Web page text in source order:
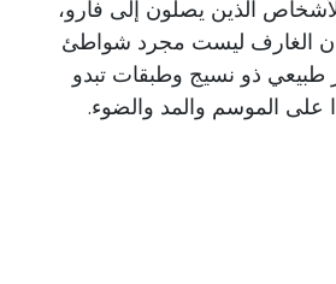
الذين يصلون إلى فارو،
الغارف ليست مجرد شواطئ
طبيعي ذو نسيج وطبقات تبدو
على الموسم والمد والضوء.